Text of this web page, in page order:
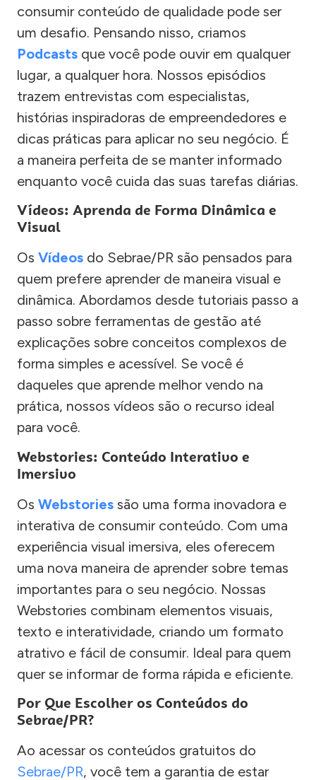
consumir conteúdo de qualidade pode ser
um desafio. Pensando nisso, criamos
Podcasts que você pode ouvir em qualquer
lugar, a qualquer hora. Nossos episódios
trazem entrevistas com especialistas,
histórias inspiradoras de empreendedores e
dicas práticas para aplicar no seu negócio. É
a maneira perfeita de se manter informado
enquanto você cuida das suas tarefas diárias.
Vídeos: Aprenda de Forma Dinâmica e
Visual
Os Vídeos do Sebrae/PR são pensados para
quem prefere aprender de maneira visual e
dinâmica. Abordamos desde tutoriais passo a
passo sobre ferramentas de gestão até
explicações sobre conceitos complexos de
forma simples e acessível. Se você é
daqueles que aprende melhor vendo na
prática, nossos vídeos são o recurso ideal
para você.
Webstories: Conteúdo Interativo e
Imersivo
Os Webstories são uma forma inovadora e
interativa de consumir conteúdo. Com uma
experiência visual imersiva, eles oferecem
uma nova maneira de aprender sobre temas
importantes para o seu negócio. Nossas
Webstories combinam elementos visuais,
texto e interatividade, criando um formato
atrativo e fácil de consumir. Ideal para quem
quer se informar de forma rápida e eficiente.
Por Que Escolher os Conteúdos do
Sebrae/PR?
Ao acessar os conteúdos gratuitos do
Sebrae/PR, você tem a garantia de estar